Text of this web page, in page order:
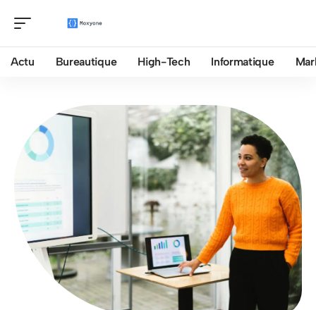
Actu Bureautique High-Tech Informatique